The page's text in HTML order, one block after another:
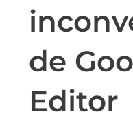
de
Editor